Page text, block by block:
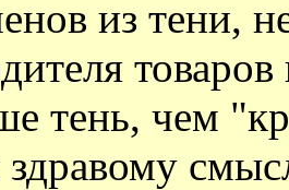
из тени,
тень, чем